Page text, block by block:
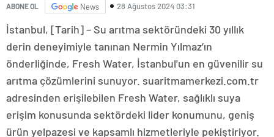
ABONE OL News 28 Ağustos 2024 03:31
İstanbul, [Tarih] – Su arıtma sektöründeki 30 yıllık
derin deneyimiyle tanınan Nermin Yılmaz’ın
önderliğinde, Fresh Water, İstanbul'un en güvenilir su
arıtma çözümlerini sunuyor. suaritmamerkezi.com.tr
adresinden erişilebilen Fresh Water, sağlıklı suya
erişim konusunda sektördeki lider konumunu, geniş
ürün yelpazesi ve kapsamlı hizmetleriyle pekiştiriyor.